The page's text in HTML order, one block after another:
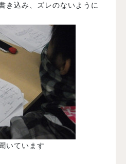
き込み、ズレのないように
いています